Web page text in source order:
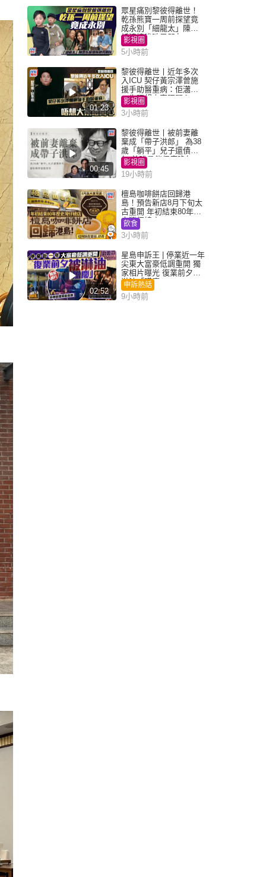
眾星痛別黎彼得離世！
乾孫熊寶一周前探望竟
成永別「細龍太」陳思
圻淚憶唉吔男朋友
影視圈
5小時前
01:23
黎彼得離世丨近年多次
入ICU 契仔黃宗澤曾施
援手助醫重病：佢瀟灑
一生唔想大家唔開心
影視圈
3小時前
00:45
黎彼得離世丨被前妻離
棄成「帶子洪郎」 為38
歲「躺平」兒子還債多
年 曾盼尋伴侶度晚年
影視圈
19小時前
檀島咖啡餅店回歸港
島！預告新店8月下旬太
古重開 年初結束80年歷
史灣仔總店
飲食
3小時前
02:52
星島申訴王 | 停業近一年
尖東大富豪低調重開 獨
家相片曝光 復業前夕被
淋油「贈慶」
申訴熱話
9小時前